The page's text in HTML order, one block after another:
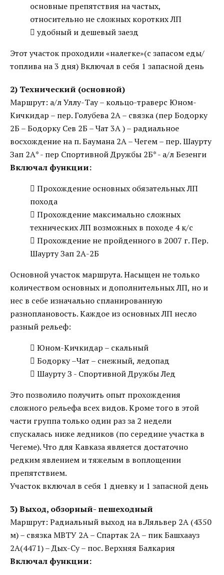
основные препятствия на частых,
относительно не сложных коротких ЛП
 удобный и дешевый заезд
Этот участок проходили «налегке»(с запасом еды/
топлива на 3 дня) Включал в себя 1 запасной день
2) Технический (основной)
Маршрут: а/л Уллу-Тау – кольцо-траверс Юном-
Кичкидар – пер. Голубева 2А – связка (пер Бодорку
2Б – Бодорку Сев 2Б – Чат 3А ) – радиальное
восхождение на п. Баумана 2А – Чегем – пер. Шаурту
Зап 2А* - пер Спортивной Дружбы 2Б* - а/л Безенги
Включал функции:
 Прохождение основных обязательных ЛП
похода
 Прохождение максимально сложных
технических ЛП возможных в походе 4 к/с
 Прохождение не пройденного в 2007 г. Пер.
Шаурту Зап 2А-2Б
Основной участок маршрута. Насыщен не только
количеством основных и дополнительных ЛП, но и
нес в себе изначально спланированную
разноплановость. Каждое из основных ЛП несло
разный рельеф:
 Юном-Кичкидар – скальный
 Бодорку –Чат – снежный, ледопад
 Шаурту З - Спортивной Дружбы Лед
Это позволило получить опыт прохождения
сложного рельефа всех видов. Кроме того в этой
части группа только один раз за 2 недели
спускалась ниже ледников (по середине участка в
Чегеме). Что для Кавказа является достаточно
редким явлением и тяжелым в воплощении
препятствием.
Участок включал в себя 1 дневку и 1 запасной день
3) Выход, обзорный- пешеходный
Маршрут: Радиальный выход на в.Ляльвер 2А (4350
м) – связка МВТУ 2А – Спартак 2А – пик Башхаауз
2А(4471) – Дых-Су – пос. Верхняя Балкария
Включал функции: